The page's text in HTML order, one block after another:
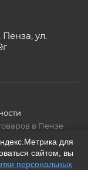
ул.
в Пензе
для
сайтом, вы
персональных